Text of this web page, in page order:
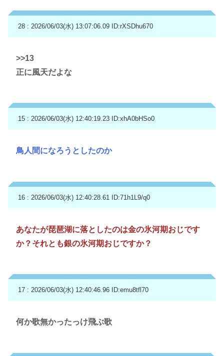
28 : 2026/06/03(水) 13:07:06.09 ID:rXSDhu670
>>13
正に風天だよな
15 : 2026/06/03(水) 12:40:19.23 ID:xhA0bHSo0
鳥人間になろうとしたのか
16 : 2026/06/03(水) 12:40:28.61 ID:71h1L9/q0
あなたが琵琶湖に落としたのは金の氷河期おじです
か？それとも銀の氷河期おじですか？
17 : 2026/06/03(水) 12:40:46.96 ID:emu8tfl70
何か歌無かったっけ飛ぶ歌